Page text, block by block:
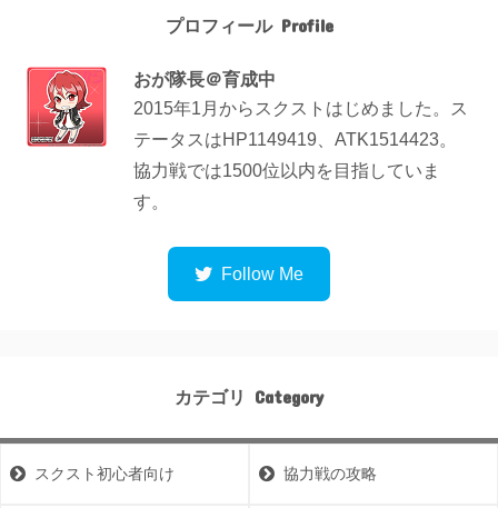
プロフィール
おが隊長＠育成中
2015年1月からスクストはじめました。ス
テータスはHP1149419、ATK1514423。
協力戦では1500位以内を目指していま
す。
カテゴリ
スクスト初心者向け 協力戦の攻略